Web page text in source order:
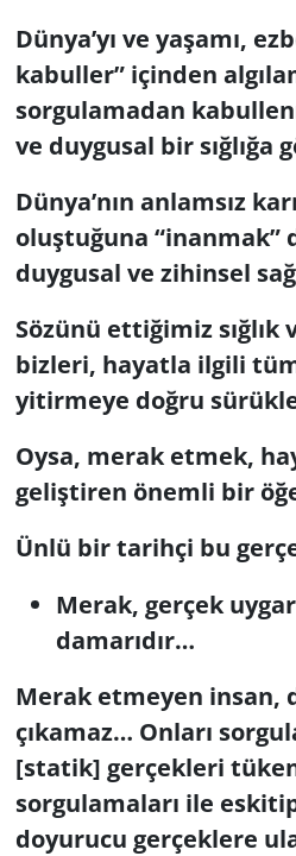
Dünya’yı ve yaşamı,
kabuller” içinden
sorgulamadan
ve duygusal bir sığlığa
Dünya’nın anlamsız
oluştuğuna “inanmak”
duygusal ve zihinsel
Sözünü ettiğimiz sığlık
bizleri, hayatla ilgili tüm
yitirmeye doğru
Oysa, merak etmek,
geliştiren önemli bir
Ünlü bir tarihçi bu
Merak, gerçek
damarıdır…
Merak etmeyen insan,
çıkamaz… Onları
[statik] gerçekleri
sorgulamaları ile
doyurucu gerçeklere